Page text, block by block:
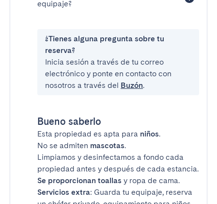
equipaje?
¿Tienes alguna pregunta sobre tu
reserva?
Inicia sesión a través de tu correo
electrónico y ponte en contacto con
nosotros a través del Buzón.
Bueno saberlo
Esta propiedad es apta para niños.
No se admiten mascotas.
Limpiamos y desinfectamos a fondo cada
propiedad antes y después de cada estancia.
Se proporcionan toallas y ropa de cama.
Servicios extra: Guarda tu equipaje, reserva